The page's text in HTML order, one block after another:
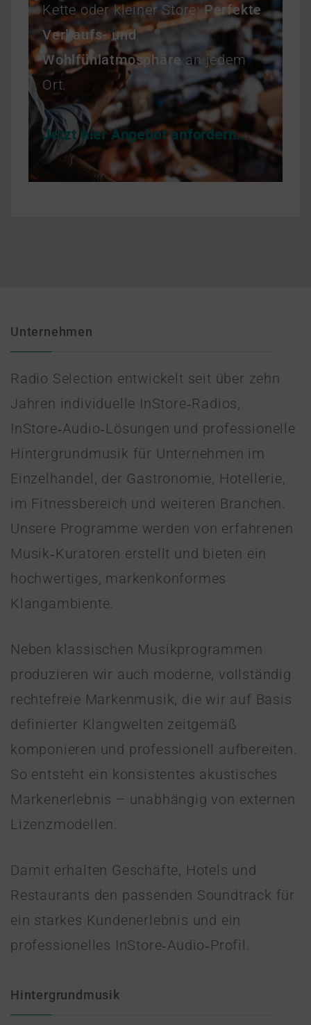
Kette oder kleiner Store:Perfekte
Verkaufs- und
Wohlfühlatmosphärean jedem
Ort.
Jetzt hier Angebot anfordern...
Unternehmen
Radio Selection entwickelt seit über zehn
Jahren individuelle InStore‑Radios,
InStore‑Audio‑Lösungen und professionelle
Hintergrundmusik für Unternehmen im
Einzelhandel, der Gastronomie, Hotellerie,
im Fitnessbereich und weiteren Branchen.
Unsere Programme werden von erfahrenen
Musik‑Kuratoren erstellt und bieten ein
hochwertiges, markenkonformes
Klangambiente.
Neben klassischen Musikprogrammen
produzieren wir auch moderne, vollständig
rechtefreie Markenmusik, die wir auf Basis
definierter Klangwelten zeitgemäß
komponieren und professionell aufbereiten.
So entsteht ein konsistentes akustisches
Markenerlebnis – unabhängig von externen
Lizenzmodellen.
Damit erhalten Geschäfte, Hotels und
Restaurants den passenden Soundtrack für
ein starkes Kundenerlebnis und ein
professionelles InStore‑Audio‑Profil.
Hintergrundmusik